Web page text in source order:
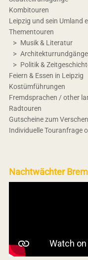
Kombitouren
Leipzig und sein Umland
Thementouren
Musik & Literatur
Architekturrundgänge
Politik &
Feiern & Essen in Leipzig
Kostümführungen
Fremdsprachen / other
Radtouren
Gutscheine zum
Individuelle Touranfrage
Nachtwächter